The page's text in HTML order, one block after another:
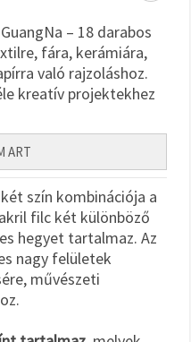
– 18 darabos
fára, kerámiára,
való rajzoláshoz.
kreatív projektekhez
ART
két szín kombinációja a
filc két különböző
hegyet tartalmaz. Az
nagy felületek
művészeti